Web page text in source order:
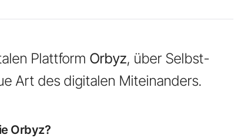
Plattform Orbyz, über Selbst­
Art des digitalen Miteinanders.
Orbyz?